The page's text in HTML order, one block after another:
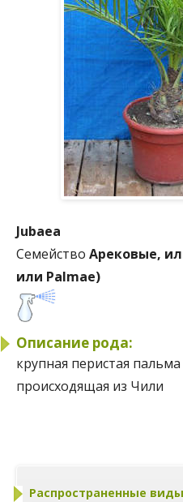
Jubaea
Семейство Арековые,
или Palmae)
Описание рода:
крупная перистая
происходящая из Чили
Распространенные